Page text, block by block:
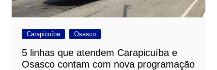
Carapicuíba Osasco
5 linhas que atendem Carapicuíba e
Osasco contam com nova programação